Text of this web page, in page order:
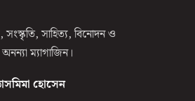
সংস্কৃতি, সাহিত্য, বিনোদন ও
ম্যাগাজিন।
হোসেন